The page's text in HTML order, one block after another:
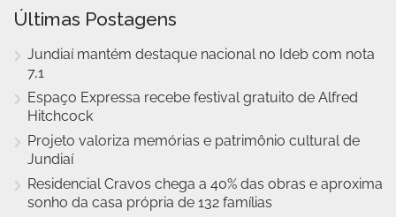
Últimas Postagens
Jundiaí mantém destaque nacional no Ideb com nota
7,1
Espaço Expressa recebe festival gratuito de Alfred
Hitchcock
Projeto valoriza memórias e patrimônio cultural de
Jundiaí
Residencial Cravos chega a 40% das obras e aproxima
sonho da casa própria de 132 famílias